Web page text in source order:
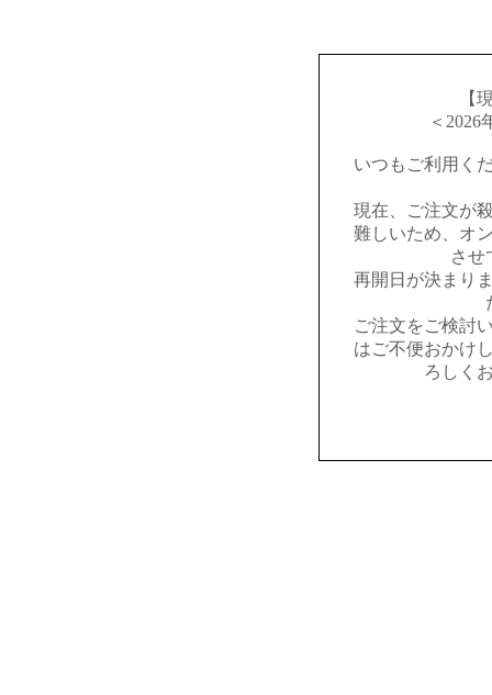
【
＜2026
いつもご利用く
現在、ご注文が
難しいため、オ
させ
再開日が決まり
ご注文をご検討
はご不便おかけ
ろしく